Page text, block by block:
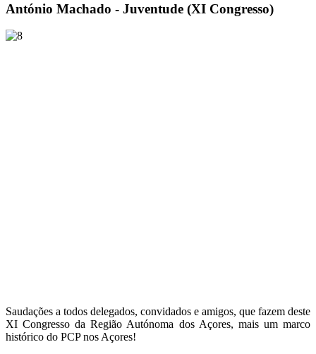
António Machado - Juventude (XI Congresso)
Saudações a todos delegados, convidados e amigos, que fazem deste
XI Congresso da Região Autónoma dos Açores, mais um marco
histórico do PCP nos Açores!